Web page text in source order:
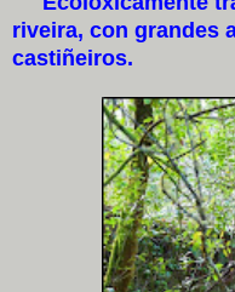
riveira, con grandes
castiñeiros.